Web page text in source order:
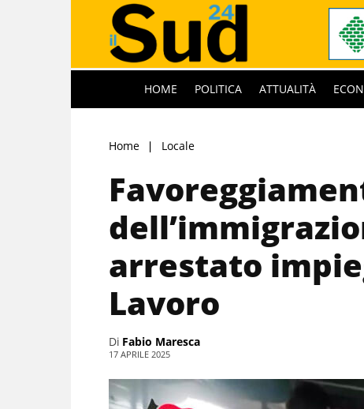
HOME POLITICA ATTUALITÀ
Home Locale
arrestato
Lavoro
Di Fabio Maresca
17 APRILE 2025